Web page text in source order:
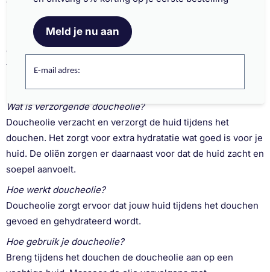
Meld je nu aan
E-mail adres:
vóór 17.00 uur en ontvang jouw items de volgende dag al in
huis. Is jouw bestelling boven de 40 euro? Dan worden jouw
producten ook nog eens gratis verzonden. Shop je vaker bij
ons? Spaar dan mee voor gratis producten van jouw
favoriete merken via ons spaarpuntensysteem.
Wat is verzorgende doucheolie?
Doucheolie verzacht en verzorgt de huid tijdens het
douchen. Het zorgt voor extra hydratatie wat goed is voor je
huid. De oliën zorgen er daarnaast voor dat de huid zacht en
soepel aanvoelt.
Hoe werkt doucheolie?
Doucheolie zorgt ervoor dat jouw huid tijdens het douchen
gevoed en gehydrateerd wordt.
Hoe gebruik je doucheolie?
Breng tijdens het douchen de doucheolie aan op een